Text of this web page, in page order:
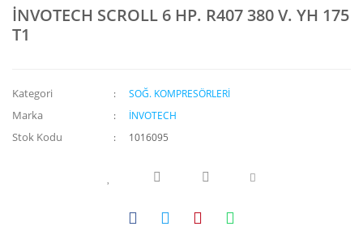
İNVOTECH SCROLL 6 HP. R407 380 V. YH 175
T1
Kategori SOĞ. KOMPRESÖRLERİ
Marka İNVOTECH
Stok Kodu 1016095